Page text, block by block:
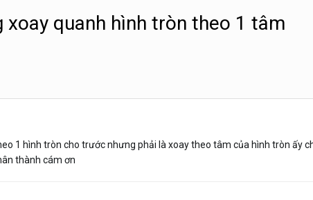
quanh hình tròn theo 1 tâm
1 hình tròn cho trước nhưng phải là xoay theo tâm của hình tròn ấy
thành cám ơn